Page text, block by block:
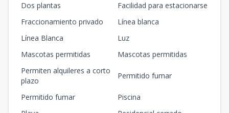
Dos plantas
Facilidad para estacionarse
Fraccionamiento privado
Línea blanca
Línea Blanca
Luz
Mascotas permitidas
Mascotas permitidas
Permiten alquileres a corto
plazo
Permitido fumar
Permitido fumar
Piscina